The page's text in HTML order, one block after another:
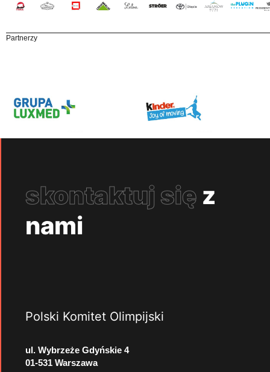
Partnerzy
skontaktuj się z
nami
Polski Komitet Olimpijski
ul. Wybrzeże Gdyńskie 4
01-531 Warszawa